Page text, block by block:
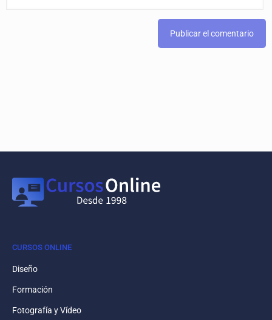
CURSOS ONLINE
Diseño
Formación
Fotografía y Vídeo